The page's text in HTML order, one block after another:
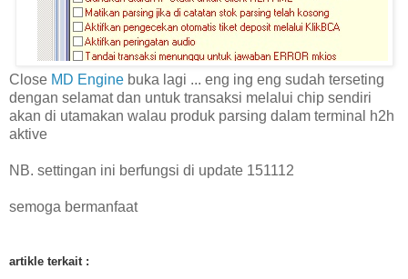
Close MD Engine buka lagi ... eng ing eng sudah terseting
dengan selamat dan untuk transaksi melalui chip sendiri
akan di utamakan walau produk parsing dalam terminal h2h
aktive
NB. settingan ini berfungsi di update 151112
semoga bermanfaat
artikle terkait :